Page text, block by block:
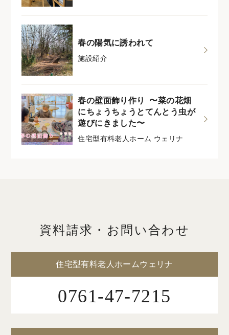
春の陽気に誘われて
施設紹介
春の壁面飾り作り 〜菜の花畑
にちょうちょうとてんとう虫が
遊びにきました〜
住宅型有料老人ホーム ウェリナ
資料請求・お問い合わせ
住宅型有料老人ホームウェリナ
0761-47-7215